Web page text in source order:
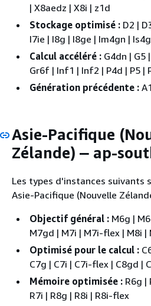
| X8aedz | X8i | z1d
Stockage optimisé : D2 |
I7ie | I8g | I8ge | Im4gn |
Calcul accéléré : G4dn | G5
Gr6f | Inf1 | Inf2 | P4d | P5 |
Génération précédente :
Asie-Pacifique
Zélande) — ap-
Les types d'instances suivants
Asie-Pacifique (Nouvelle
Objectif général : M6g |
M7gd | M7i | M7i-flex | M8i
Optimisé pour le calcul :
C7g | C7i | C7i-flex | C8gd |
Mémoire optimisée : R6g |
R7i | R8g | R8i | R8i-flex